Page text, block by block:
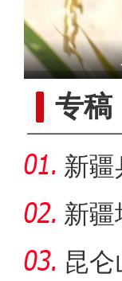
专稿
新
新
昆仑